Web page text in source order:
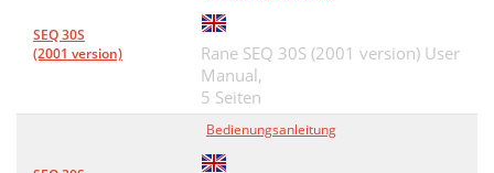
SEQ 30S
(2001 version)
Rane SEQ 30S (2001 version) User
Manual,
5 Seiten
Bedienungsanleitung